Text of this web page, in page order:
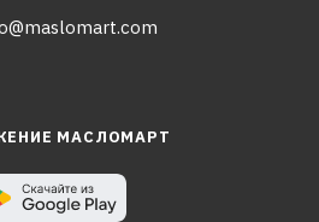
МАСЛОМАРТ